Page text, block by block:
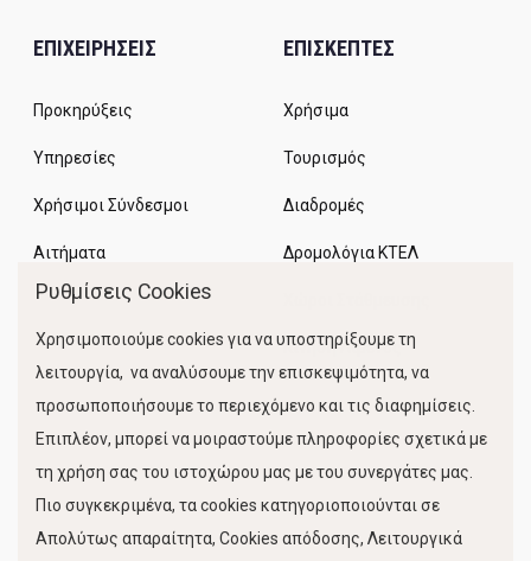
ΕΠΙΧΕΙΡΗΣΕΙΣ
Προκηρύξεις
Υπηρεσίες
Χρήσιμοι Σύνδεσμοι
Αιτήματα
ΕΠΙΣΚΕΠΤΕΣ
Χρήσιμα
Τουρισμός
Διαδρομές
Δρομολόγια ΚΤΕΛ
Κίνηση Λιμένος
Ρυθμίσεις Cookies
Χρησιμοποιούμε cookies για να υποστηρίξουμε τη
λειτουργία, να αναλύσουμε την επισκεψιμότητα, να
προσωποποιήσουμε το περιεχόμενο και τις διαφημίσεις.
Επιπλέον, μπορεί να μοιραστούμε πληροφορίες σχετικά με
τη χρήση σας του ιστοχώρου μας με του συνεργάτες μας.
Πιο συγκεκριμένα, τα cookies κατηγοριοποιούνται σε
Απολύτως απαραίτητα, Cookies απόδοσης, Λειτουργικά